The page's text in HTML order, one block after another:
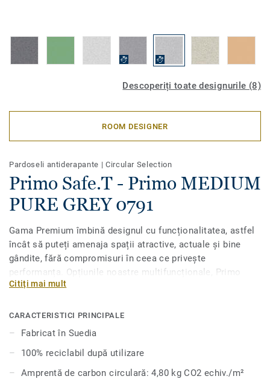
Descoperiți toate designurile (8)
ROOM DESIGNER
Pardoseli antiderapante | Circular Selection
Primo Safe.T - Primo MEDIUM
PURE GREY 0791
Gama Premium îmbină designul cu funcționalitatea, astfel
încât să puteți amenaja spații atractive, actuale și bine
gândite, fără compromisuri în ceea ce privește
performanța. Opțiunile noastre multifuncționale, Primo
Safe.T și Primo SD, sunt concepute pentru a răspunde unor
același timp o estetică unitară la nivelul întregii game.
Disponibile în 8 culori de bază, coordonate cu restul gamei
zgomotului de impact, soluții ESD pentru disiparea
electricității statice și variante cu rezistență sporită la
Citiți mai mult
CARACTERISTICI PRINCIPALE
Fabricat în Suedia
100% reciclabil după utilizare
Amprentă de carbon circulară: 4,80 kg CO2 echiv./m²